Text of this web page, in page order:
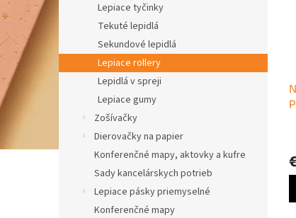
Lepiace tyčinky
Tekuté lepidlá
Sekundové lepidlá
Lepiace rollery
Lepidlá v spreji
Lepiace gumy
Zošívačky
Dierovačky na papier
Konferenčné mapy, aktovky a kufre
Sady kancelárskych potrieb
Lepiace pásky priemyselné
Konferenčné mapy